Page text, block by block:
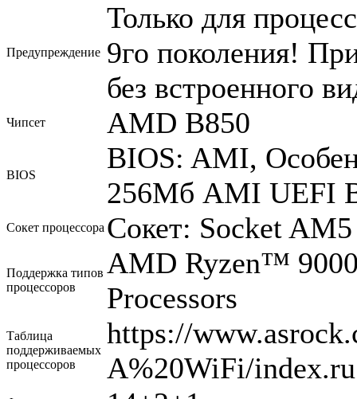
Предупреждение
Только для
9го поколения!
без встроенного
Чипсет AMD B850
BIOS
BIOS: AMI,
256Мб AMI UEFI
Сокет процессора Сокет: Socket AM5
Поддержка типов
процессоров
AMD Ryzen™
Processors
Таблица
поддерживаемых
процессоров
https://
A%20WiFi/